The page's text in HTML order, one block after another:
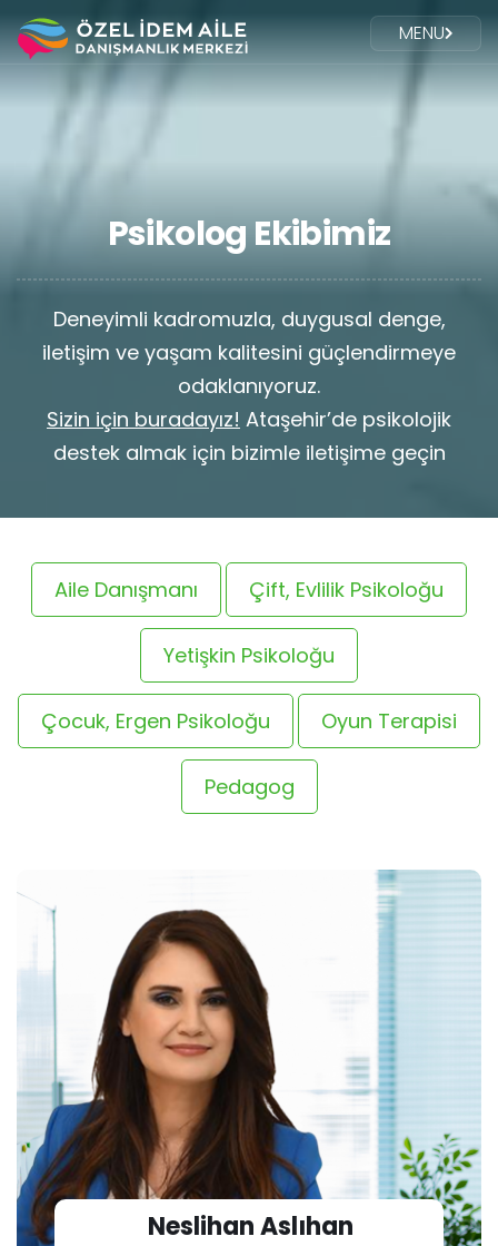
MENU
Psikolog Ekibimiz
Deneyimli kadromuzla, duygusal denge,
iletişim ve yaşam kalitesini güçlendirmeye
odaklanıyoruz.
Sizin için buradayız! Ataşehir’de psikolojik
destek almak için bizimle iletişime geçin
Aile Danışmanı Çift, Evlilik Psikoloğu
Yetişkin Psikoloğu
Çocuk, Ergen Psikoloğu Oyun Terapisi
Pedagog
Neslihan Aslıhan